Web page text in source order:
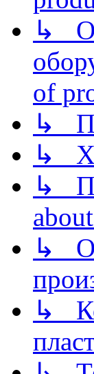
↳
of
↳
↳
↳
↳
↳